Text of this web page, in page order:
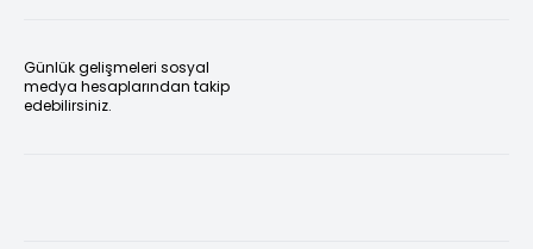
Günlük gelişmeleri sosyal
medya hesaplarından takip
edebilirsiniz.